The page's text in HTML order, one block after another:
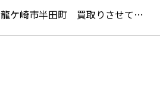
龍ケ崎市半田町 買取りさせて…